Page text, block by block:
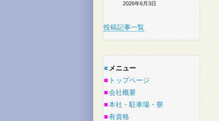
2026年6月3日
投稿記事一覧
■ メニュー
■ トップページ
■会社概要
■本社・駐車場・寮
■有資格